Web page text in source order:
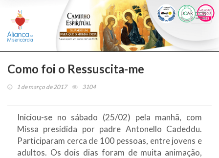
Como foi o Ressuscita-me
1 de março de 2017 3104
Iniciou-se no sábado (25/02) pela manhã, com
Missa presidida por padre Antonello Cadeddu.
Participaram cerca de 100 pessoas, entre jovens e
adultos. Os dois dias foram de muita animação,